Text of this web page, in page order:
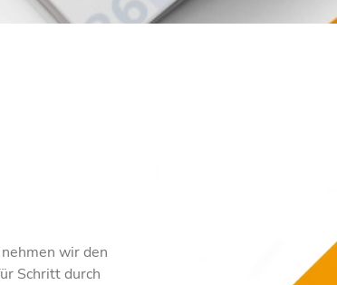
wir den
Schritt durch